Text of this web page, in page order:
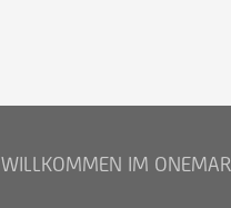
WILLKOMMEN IM